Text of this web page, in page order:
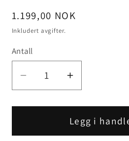
Vanlig
pris
1.199,00 NOK
Inkludert avgifter.
Antall
Senk
antallet
for
Bunadshårbøyle
Vest-
Øk
antallet
for
Vest-
Legg i